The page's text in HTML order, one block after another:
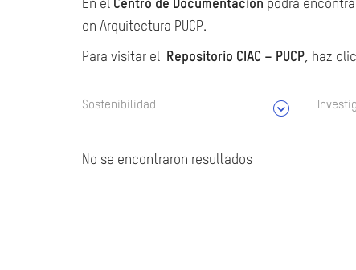
En el Centro de Documentación podrá
en Arquitectura PUCP.
Para visitar el Repositorio CIAC – PUCP, haz
Sostenibilidad
No se encontraron resultados